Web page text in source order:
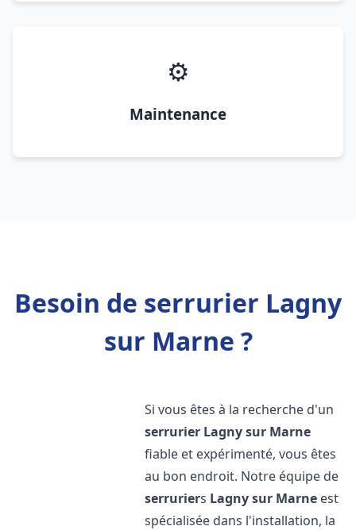
⚙️
Maintenance
Besoin de serrurier Lagny
sur Marne ?
Si vous êtes à la recherche d'un
serrurier Lagny sur Marne
fiable et expérimenté, vous êtes
au bon endroit. Notre équipe de
serruriers Lagny sur Marne est
spécialisée dans l'installation, la